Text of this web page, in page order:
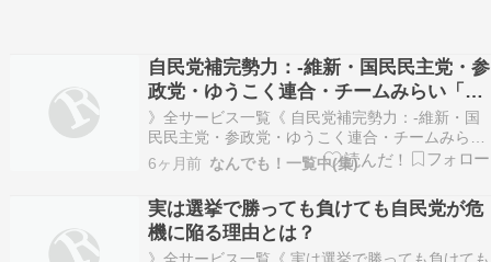
自民党補完勢力：-維新・国民民主党・参
政党・ゆうこく連合・チームみらい「選
挙前だけ政策を述べるが選挙終われば無
し」
》全サービス一覧《 自民党補完勢力：-維新・国
民民主党・参政党・ゆうこく連合・チームみらい
「選挙前だけ政策を述べるが選挙終われば無し」
情報・話題・検索・動画・画像・履歴 ＜参考・分
析・雑談・SNS・話題・ニュース＞ ＜真相探求＞
『参考動画』 自民党補完勢力：-維新・国民民主
党…
6ヶ月前 なんでも！一覧中(集)
実は選挙で勝っても負けても自民党が危
機に陥る理由とは？